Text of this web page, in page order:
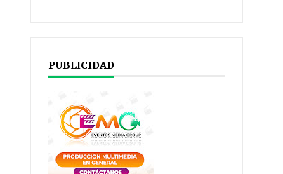
PUBLICIDAD